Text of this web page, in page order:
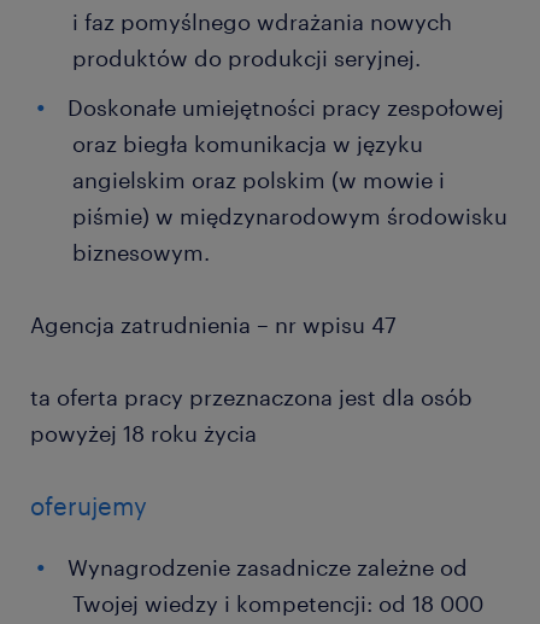
i faz pomyślnego wdrażania nowych
produktów do produkcji seryjnej.
Doskonałe umiejętności pracy zespołowej
oraz biegła komunikacja w języku
angielskim oraz polskim (w mowie i
piśmie) w międzynarodowym środowisku
biznesowym.
Agencja zatrudnienia – nr wpisu 47
ta oferta pracy przeznaczona jest dla osób
powyżej 18 roku życia
oferujemy
Wynagrodzenie zasadnicze zależne od
Twojej wiedzy i kompetencji: od 18 000